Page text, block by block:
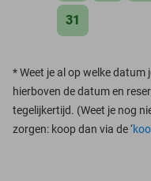
31
*Weet je al op welke datum
hierboven de datum en
tegelijkertijd. (Weet je nog
zorgen: koop dan via de ‘